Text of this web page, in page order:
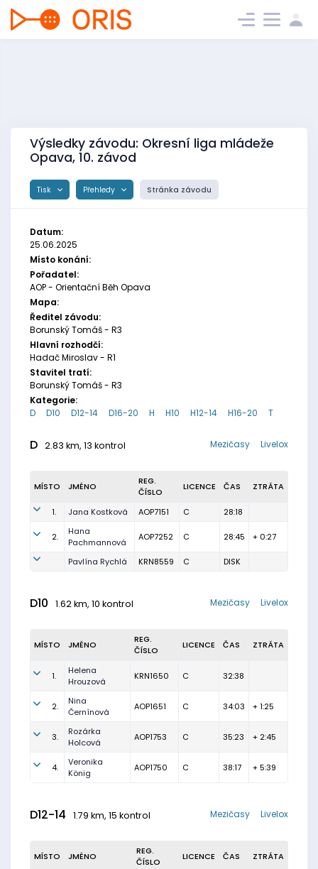
Výsledky závodu: Okresní liga mládeže
Opava, 10. závod
Tisk Přehledy Stránka závodu
Datum:
25.06.2025
Místo konání:
Pořadatel:
AOP - Orientační Běh Opava
Mapa:
Ředitel závodu:
Borunský Tomáš - R3
Hlavní rozhodčí:
Hadač Miroslav - R1
Stavitel tratí:
Borunský Tomáš - R3
Kategorie:
D
D10 D12-14 D16-20 H H10 H12-14 H16-20 T
D 2.83 km, 13 kontrol Livelox
Mezičasy
MÍSTO JMÉNO
REG.
ČÍSLO
LICENCE ČAS ZTRÁTA
1. Jana Kostková AOP7151 C 28:18
2.
Hana
Pachmannová
AOP7252 C 28:45 + 0:27
Pavlína Rychlá KRN8559 C DISK
D10 1.62 km, 10 kontrol Livelox
Mezičasy
MÍSTO JMÉNO
REG.
ČÍSLO
LICENCE ČAS ZTRÁTA
1.
Helena
Hrouzová
KRN1650 C 32:38
2.
Nina
Černínová
AOP1651 C 34:03 + 1:25
3.
Rozárka
Holcová
AOP1753 C 35:23 + 2:45
4.
Veronika
König
AOP1750 C 38:17 + 5:39
D12-14 1.79 km, 15 kontrol Livelox
Mezičasy
MÍSTO JMÉNO
REG.
ČÍSLO
LICENCE ČAS ZTRÁTA